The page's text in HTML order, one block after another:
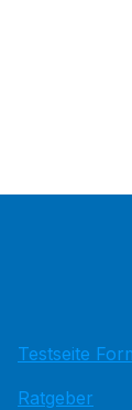
Testseite
Ratgeber